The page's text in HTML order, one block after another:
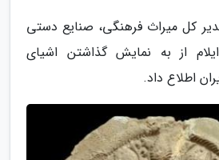
کل میراث فرهنگی، صنایع دستی
از به نمایش گذاشتن اشیای
اطلاع داد.